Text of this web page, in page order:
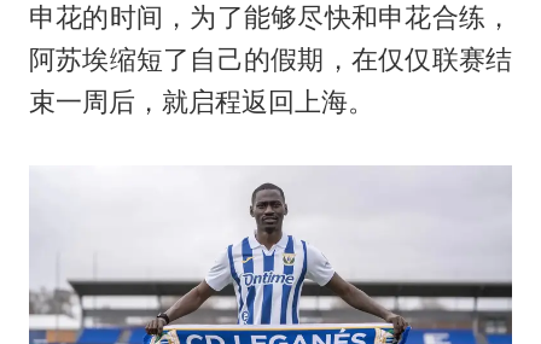
申花的时间，为了能够尽快和申花合练，
阿苏埃缩短了自己的假期，在仅仅联赛结
束一周后，就启程返回上海。